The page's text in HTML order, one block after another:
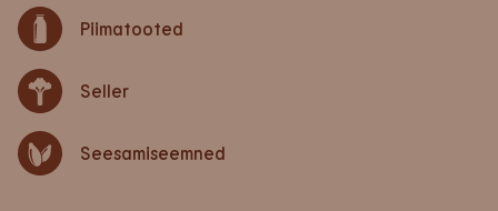
Piimatooted
Seller
Seesamiseemned